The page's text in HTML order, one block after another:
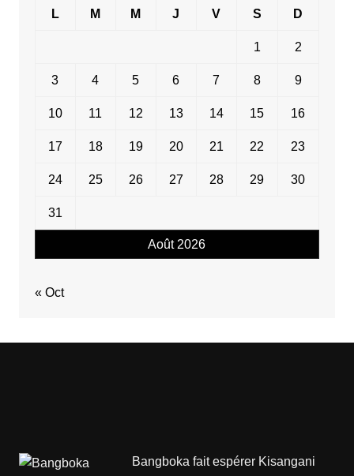
Août 2026
L M M J V S D
1 2
3 4 5 6 7 8 9
10 11 12 13 14 15 16
17 18 19 20 21 22 23
24 25 26 27 28 29 30
31
« Oct
Bangboka fait espérer Kisangani